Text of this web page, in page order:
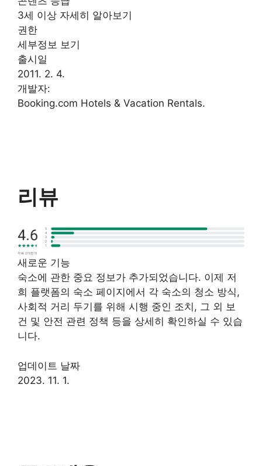
3세 이상 자세히 알아보기
권한
세부정보 보기
출시일
2011. 2. 4.
개발자:
Booking.com Hotels & Vacation Rentals.
리뷰
새로운 기능
숙소에 관한 중요 정보가 추가되었습니다. 이제 저
희 플랫폼의 숙소 페이지에서 각 숙소의 청소 방식,
사회적 거리 두기를 위해 시행 중인 조치, 그 외 보
건 및 안전 관련 정책 등을 상세히 확인하실 수 있습
니다.
업데이트 날짜
2023. 11. 1.